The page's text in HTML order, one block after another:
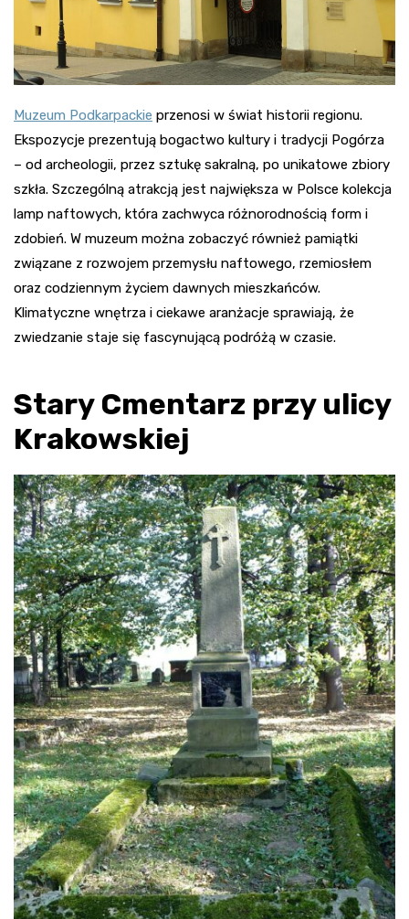
Muzeum Podkarpackie przenosi w świat historii regionu.
Ekspozycje prezentują bogactwo kultury i tradycji Pogórza
– od archeologii, przez sztukę sakralną, po unikatowe zbiory
szkła. Szczególną atrakcją jest największa w Polsce kolekcja
lamp naftowych, która zachwyca różnorodnością form i
zdobień. W muzeum można zobaczyć również pamiątki
związane z rozwojem przemysłu naftowego, rzemiosłem
oraz codziennym życiem dawnych mieszkańców.
Klimatyczne wnętrza i ciekawe aranżacje sprawiają, że
zwiedzanie staje się fascynującą podróżą w czasie.
Stary Cmentarz przy ulicy
Krakowskiej